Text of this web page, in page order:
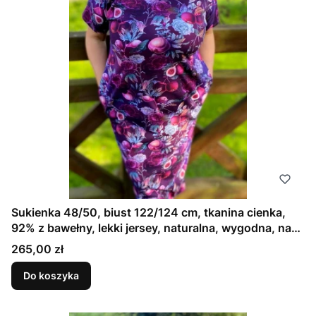
Sukienka 48/50, biust 122/124 cm, tkanina cienka,
92% z bawełny, lekki jersey, naturalna, wygodna, na
Cena
265,00 zł
Do koszyka